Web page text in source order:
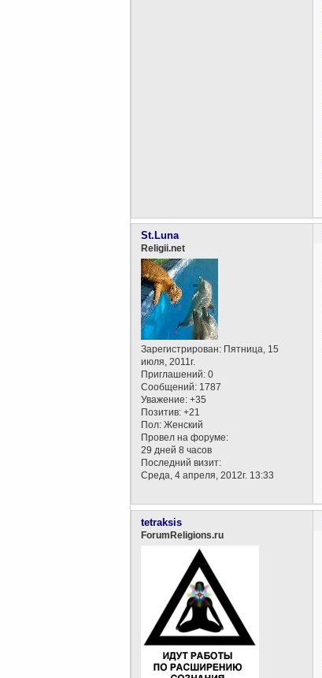
St.Luna
Religii.net
Зарегистрирован: Пятница, 15
июля, 2011г.
Приглашений: 0
Сообщений: 1787
Уважение: +35
Позитив: +21
Пол: Женский
Провел на форуме:
29 дней 8 часов
Последний визит:
Среда, 4 апреля, 2012г. 13:33
tetraksis
ForumReligions.ru